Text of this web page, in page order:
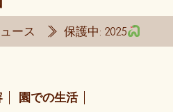
ース 保護中: 2025
園での生活